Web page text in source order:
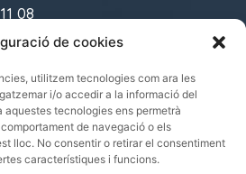
de cookies
utilitzem tecnologies com ara les
i/o accedir a la informació del
aquestes tecnologies ens permetrà
de navegació o els
lloc. No consentir o retirar el consentiment
característiques i funcions.
08
6. 08221